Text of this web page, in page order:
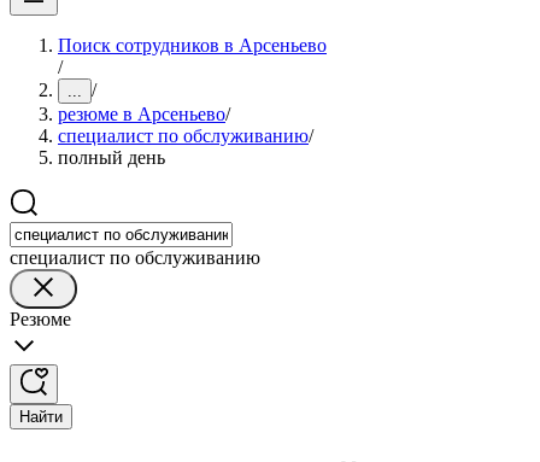
Поиск сотрудников в Арсеньево
/
... /
резюме в Арсеньево/
специалист по обслуживанию/
полный день
специалист по обслуживанию
Резюме
Найти